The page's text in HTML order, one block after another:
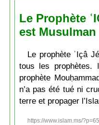
Le Prophète
est Musulman
Le prophète ʿIçâ
tous les prophètes.
prophète
n’a pas été tué ni
terre et propager
https://www.islam.ms/?p=65